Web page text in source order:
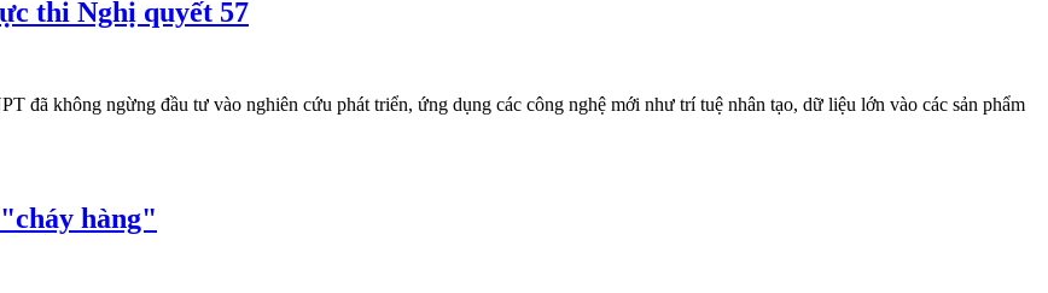
thi Nghị quyết 57
đã không ngừng đầu tư vào nghiên cứu phát triển, ứng dụng các công nghệ mới như trí tuệ nhân tạo, dữ liệu lớn vào các sản phẩm
hàng"